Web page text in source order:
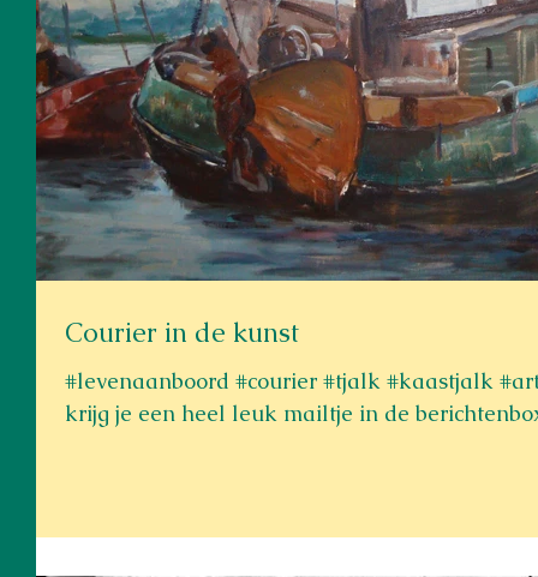
Courier in de kunst
#levenaanboord #courier #tjalk #kaastjalk #art #kunst #havengezichten Soms
krijg je een heel leuk mailtje in de